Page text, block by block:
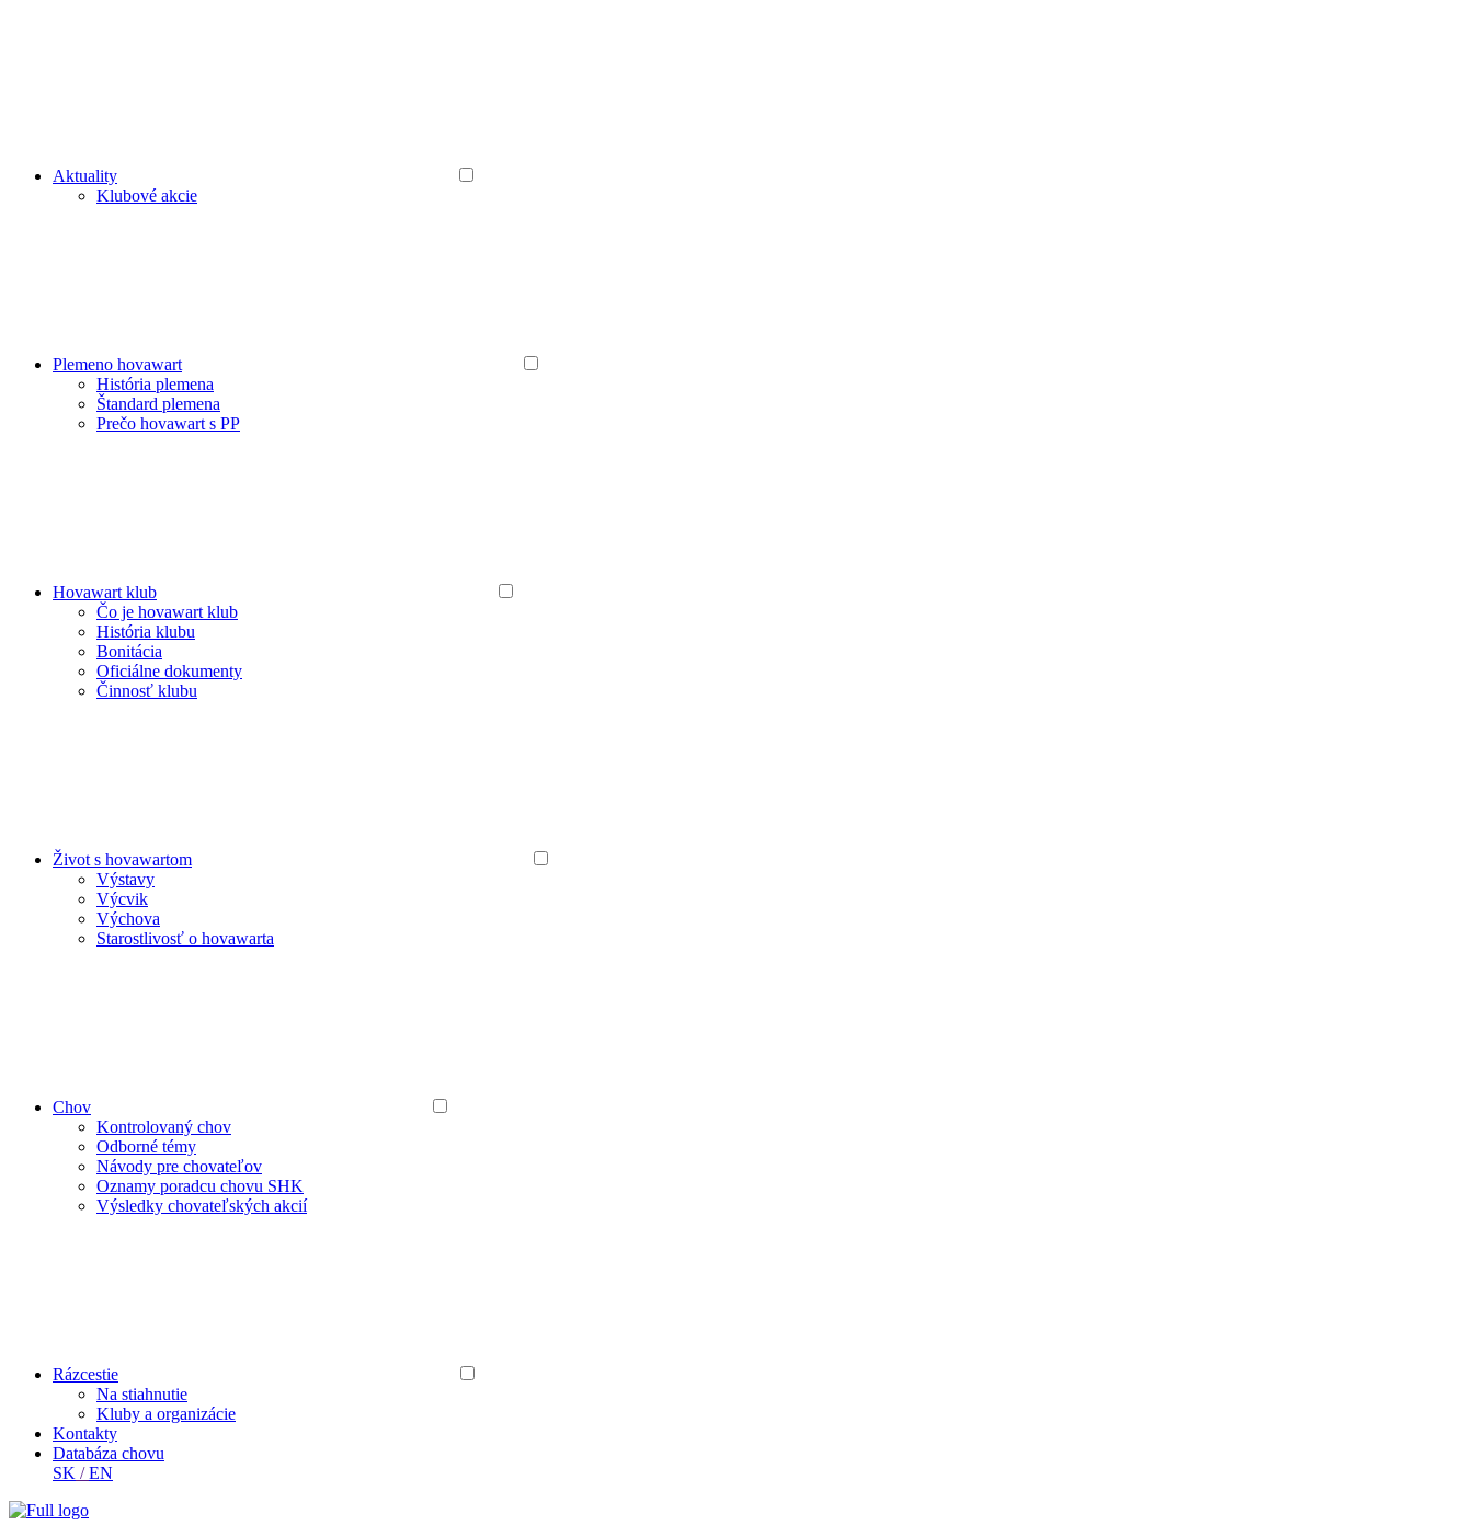
Aktuality
Klubové akcie
Plemeno hovawart
História plemena
Štandard plemena
Prečo hovawart s PP
Hovawart klub
Čo je hovawart klub
História klubu
Bonitácia
Oficiálne dokumenty
Činnosť klubu
Život s hovawartom
Výstavy
Výcvik
Výchova
Starostlivosť o hovawarta
Chov
Kontrolovaný chov
Odborné témy
Návody pre chovateľov
Oznamy poradcu chovu SHK
Výsledky chovateľských akcií
Rázcestie
Na stiahnutie
Kluby a organizácie
Kontakty
Databáza chovu
SK /EN